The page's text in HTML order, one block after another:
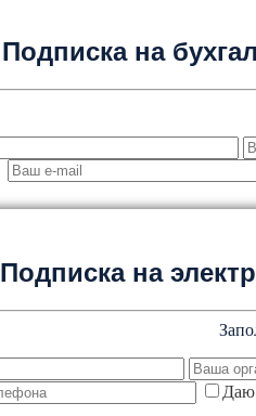
Подписка на
Подписка на
Даю